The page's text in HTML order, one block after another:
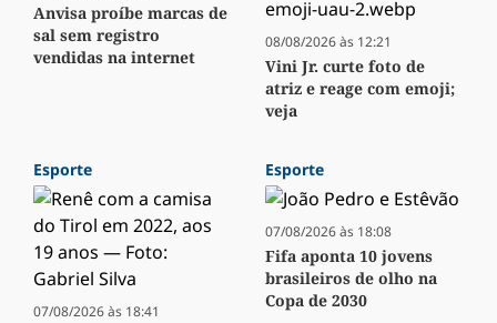
Anvisa proíbe marcas de
sal sem registro
vendidas na internet
08/08/2026 às 12:21
Vini Jr. curte foto de
atriz e reage com emoji;
veja
Esporte
07/08/2026 às 18:41
Esporte
07/08/2026 às 18:08
Fifa aponta 10 jovens
brasileiros de olho na
Copa de 2030